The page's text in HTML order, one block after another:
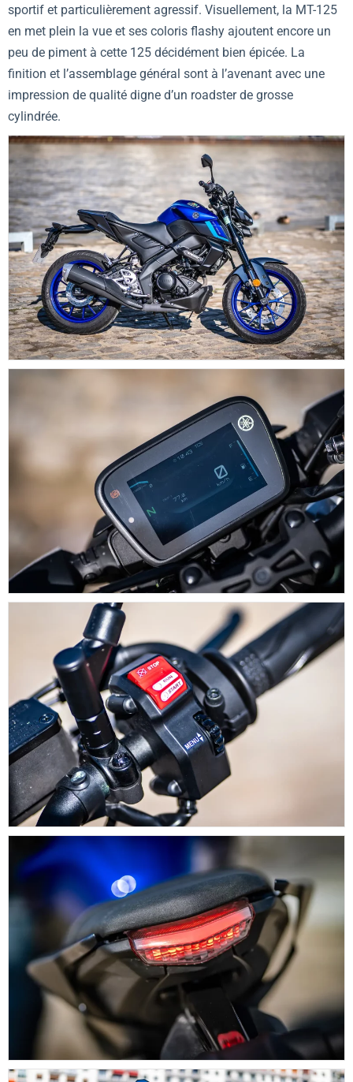
sportif et particulièrement agressif. Visuellement, la MT-125
en met plein la vue et ses coloris flashy ajoutent encore un
peu de piment à cette 125 décidément bien épicée. La
finition et l’assemblage général sont à l’avenant avec une
impression de qualité digne d’un roadster de grosse
cylindrée.